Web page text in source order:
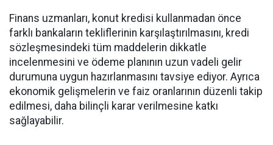
Finans uzmanları, konut kredisi kullanmadan önce
farklı bankaların tekliflerinin karşılaştırılmasını, kredi
sözleşmesindeki tüm maddelerin dikkatle
incelenmesini ve ödeme planının uzun vadeli gelir
durumuna uygun hazırlanmasını tavsiye ediyor. Ayrıca
ekonomik gelişmelerin ve faiz oranlarının düzenli takip
edilmesi, daha bilinçli karar verilmesine katkı
sağlayabilir.